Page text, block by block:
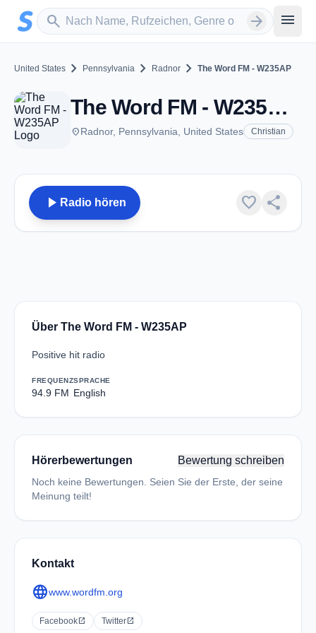
Zum Hauptinhalt springen
search
Sender suchen arrow_forward menu
United States chevron_right Pennsylvania chevron_right Radnor chevron_right The Word FM - W235AP
The Word FM - W235AP - FM 94.9 - Radnor, PA
placeRadnor, Pennsylvania, United States Christian
play_arrow Radio hören favorite share
Über The Word FM - W235AP
Positive hit radio
FREQUENZ
94.9 FM
SPRACHE
English
Hörerbewertungen Bewertung schreiben
Noch keine Bewertungen. Seien Sie der Erste, der seine
Meinung teilt!
Kontakt
languagewww.wordfm.org
Facebook open_in_new Twitter open_in_new